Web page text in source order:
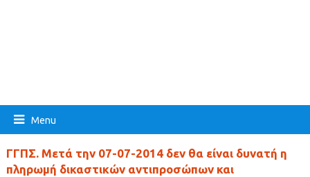
Menu
ΓΓΠΣ. Μετά την 07-07-2014 δεν θα είναι δυνατή η
πληρωμή δικαστικών αντιπροσώπων και